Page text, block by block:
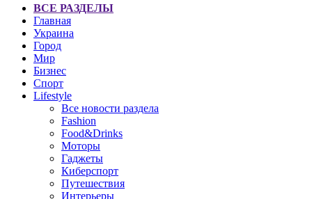
ВСЕ РАЗДЕЛЫ
Главная
Украина
Город
Мир
Бизнес
Спорт
Lifestyle
Все новости раздела
Fashion
Food&Drinks
Моторы
Гаджеты
Киберспорт
Путешествия
Интерьеры